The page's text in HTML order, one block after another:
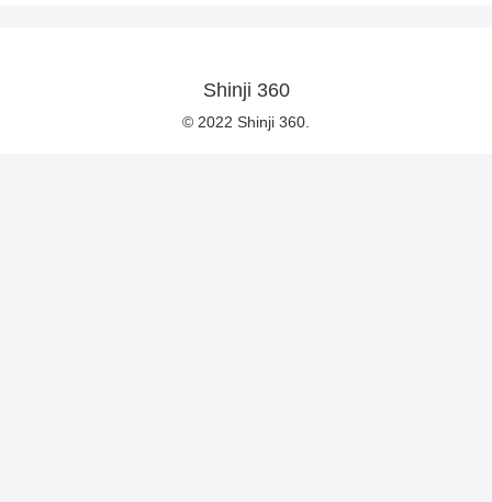
Shinji 360
© 2022 Shinji 360.